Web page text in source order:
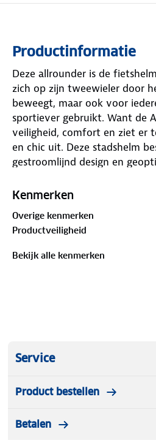
Productinformatie
Deze allrounder is de
zich op zijn tweewieler door
beweegt, maar ook voor
sportiever gebruikt. Want de
veiligheid, comfort en ziet er
en chic uit. Deze stadshelm
gestroomlijnd design en
Kenmerken
Overige kenmerken
Productveiligheid
Bekijk alle kenmerken
Service
Product bestellen
Betalen